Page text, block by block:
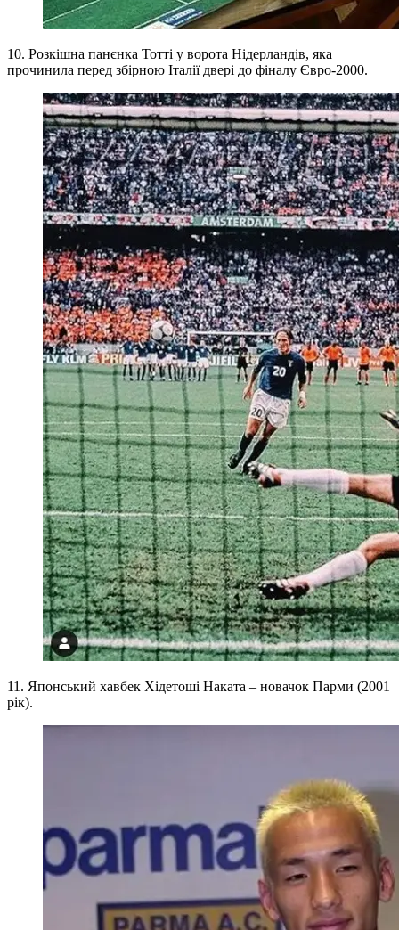
10. Розкішна панєнка Тотті у ворота Нідерландів, яка
прочинила перед збірною Італії двері до фіналу Євро-2000.
11. Японський хавбек Хідетоші Наката – новачок Парми (2001
рік).